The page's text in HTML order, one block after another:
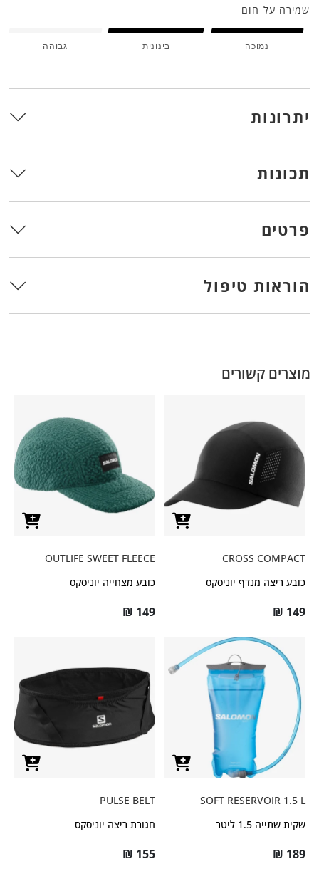
שמירה על חום
נמוכה בינונית גבוהה
יתרונות
תכונות
פרטים
הוראות טיפול
מוצרים קשורים
CROSS COMPACT
כובע ריצה מנדף יוניסקס
₪ 149
OUTLIFE SWEET FLEECE
כובע מצחייה יוניסקס
₪ 149
SOFT RESERVOIR 1.5 L
שקית שתייה 1.5 ליטר
₪ 189
PULSE BELT
חגורת ריצה יוניסקס
₪ 155